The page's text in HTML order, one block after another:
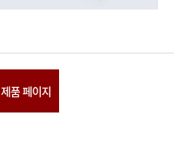
제품 페이지